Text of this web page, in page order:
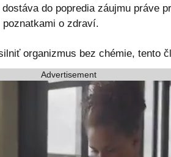
do popredia záujmu práve
o zdraví.
organizmus bez chémie, tento
Advertisement